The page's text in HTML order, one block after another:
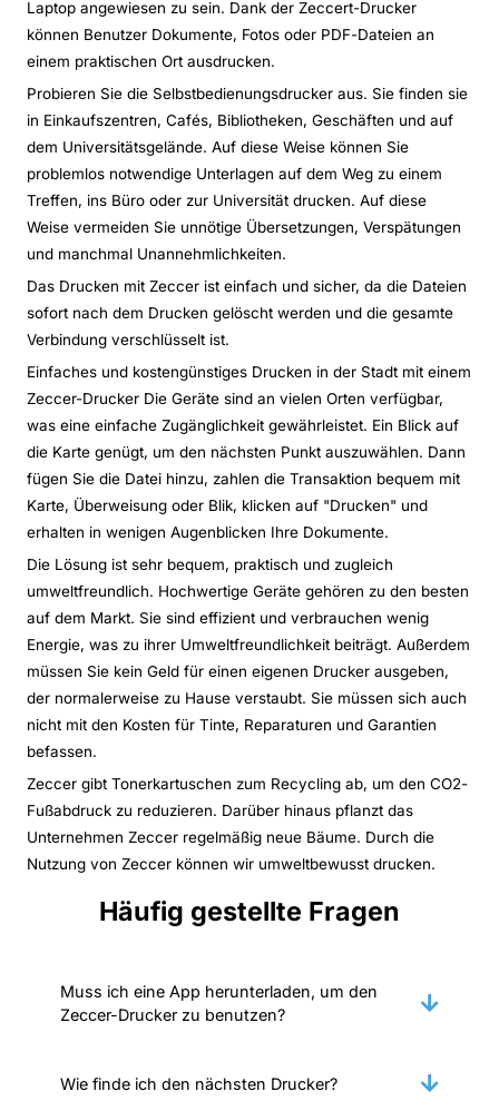
Laptop angewiesen zu sein. Dank der Zeccert-Drucker
können Benutzer Dokumente, Fotos oder PDF-Dateien an
einem praktischen Ort ausdrucken.
Probieren Sie die Selbstbedienungsdrucker aus. Sie finden sie
in Einkaufszentren, Cafés, Bibliotheken, Geschäften und auf
dem Universitätsgelände. Auf diese Weise können Sie
problemlos notwendige Unterlagen auf dem Weg zu einem
Treffen, ins Büro oder zur Universität drucken. Auf diese
Weise vermeiden Sie unnötige Übersetzungen, Verspätungen
und manchmal Unannehmlichkeiten.
Das Drucken mit Zeccer ist einfach und sicher, da die Dateien
sofort nach dem Drucken gelöscht werden und die gesamte
Verbindung verschlüsselt ist.
Einfaches und kostengünstiges Drucken in der Stadt mit einem
Zeccer-Drucker Die Geräte sind an vielen Orten verfügbar,
was eine einfache Zugänglichkeit gewährleistet. Ein Blick auf
die Karte genügt, um den nächsten Punkt auszuwählen. Dann
fügen Sie die Datei hinzu, zahlen die Transaktion bequem mit
Karte, Überweisung oder Blik, klicken auf "Drucken" und
erhalten in wenigen Augenblicken Ihre Dokumente.
Die Lösung ist sehr bequem, praktisch und zugleich
umweltfreundlich. Hochwertige Geräte gehören zu den besten
auf dem Markt. Sie sind effizient und verbrauchen wenig
Energie, was zu ihrer Umweltfreundlichkeit beiträgt. Außerdem
müssen Sie kein Geld für einen eigenen Drucker ausgeben,
der normalerweise zu Hause verstaubt. Sie müssen sich auch
nicht mit den Kosten für Tinte, Reparaturen und Garantien
befassen.
Zeccer gibt Tonerkartuschen zum Recycling ab, um den CO2-
Fußabdruck zu reduzieren. Darüber hinaus pflanzt das
Unternehmen Zeccer regelmäßig neue Bäume. Durch die
Nutzung von Zeccer können wir umweltbewusst drucken.
Häufig gestellte Fragen
Muss ich eine App herunterladen, um den
Zeccer-Drucker zu benutzen?
Wie finde ich den nächsten Drucker?